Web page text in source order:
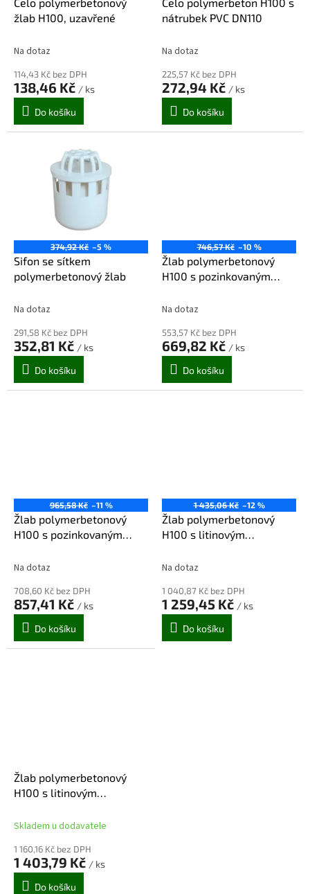
žlab H100, uzavřené
Na dotaz
114,43 Kč bez DPH
138,46 Kč / ks
Do košíku
nátrubek PVC DN110
Na dotaz
225,57 Kč bez DPH
272,94 Kč / ks
Do košíku
374,92 Kč –5 %
Sifon se sítkem
polymerbetonový žlab
Na dotaz
291,58 Kč bez DPH
352,81 Kč / ks
Do košíku
746,57 Kč –10 %
Žlab polymerbetonový
H100 s pozinkovaným
Na dotaz
553,57 Kč bez DPH
669,82 Kč / ks
Do košíku
965,58 Kč –11 %
Žlab polymerbetonový
H100 s pozinkovaným
nátrubek PVC DN110
Na dotaz
708,60 Kč bez DPH
857,41 Kč / ks
Do košíku
1 435,06 Kč –12 %
Žlab polymerbetonový
H100 s litinovým
Na dotaz
1 040,87 Kč bez DPH
1 259,45 Kč / ks
Do košíku
Žlab polymerbetonový
H100 s litinovým
nátrubek PVC DN110
Skladem u dodavatele
1 160,16 Kč bez DPH
1 403,79 Kč / ks
Do košíku